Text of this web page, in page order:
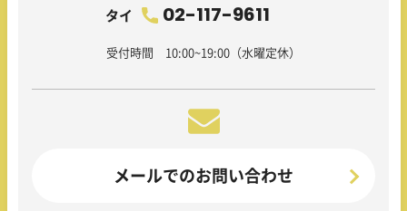
タイ 02-117-9611
受付時間 10:00~19:00（水曜定休）
メールでのお問い合わせ